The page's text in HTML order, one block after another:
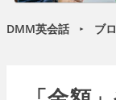
DMM英会話 ► ブ